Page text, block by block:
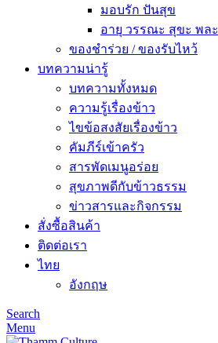
มอบรัก ปันสุข
อายุ วรรณะ สุขะ พละ
ของชำร่วย / ของรับไหว้
บทความน่ารู้
บทความทั้งหมด
ความรู้เรื่องข้าว
ไขข้อสงสัยเรื่องข้าว
คัมภีร์เข้าครัว
สารพัดเมนูอร่อย
สุขภาพดีกับข้าวธรรม
ข่าวสารและกิจกรรม
สั่งซื้อสินค้า
ติดต่อเรา
ไทย
อังกฤษ
Search
Menu